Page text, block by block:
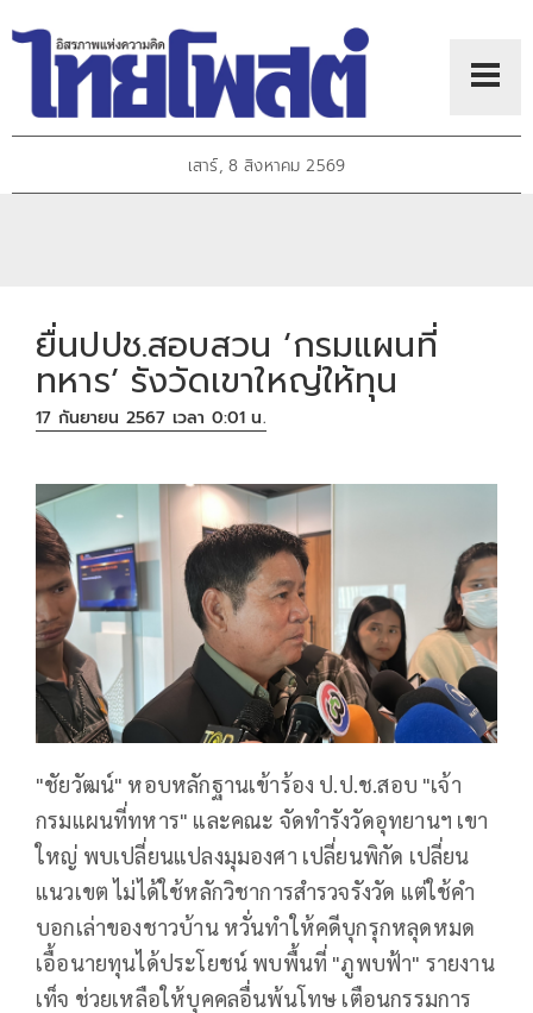
เสาร์, 8 สิงหาคม 2569
ยื่นปปช.สอบสวน ‘กรมแผนที่
ทหาร’ รังวัดเขาใหญ่ให้ทุน
17 กันยายน 2567 เวลา 0:01 น.
"ชัยวัฒน์" หอบหลักฐานเข้าร้อง ป.ป.ช.สอบ "เจ้า
กรมแผนที่ทหาร" และคณะ จัดทำรังวัดอุทยานฯ เขา
ใหญ่ พบเปลี่ยนแปลงมุมองศา เปลี่ยนพิกัด เปลี่ยน
แนวเขต ไม่ได้ใช้หลักวิชาการสำรวจรังวัด แต่ใช้คำ
บอกเล่าของชาวบ้าน หวั่นทำให้คดีบุกรุกหลุดหมด
เอื้อนายทุนได้ประโยชน์ พบพื้นที่ "ภูพบฟ้า" รายงาน
เท็จ ช่วยเหลือให้บุคคลอื่นพ้นโทษ เตือนกรรมการ